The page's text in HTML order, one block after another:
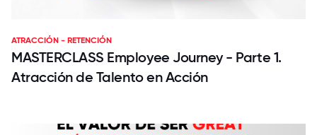
ATRACCIÓN - RETENCIÓN
MASTERCLASS Employee Journey - Parte 1.
Atracción de Talento en Acción